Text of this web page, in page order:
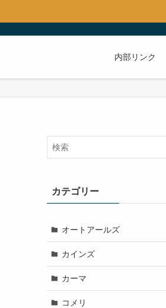
内部リンク
カテゴリー
オートアールズ
カインズ
カーマ
コメリ